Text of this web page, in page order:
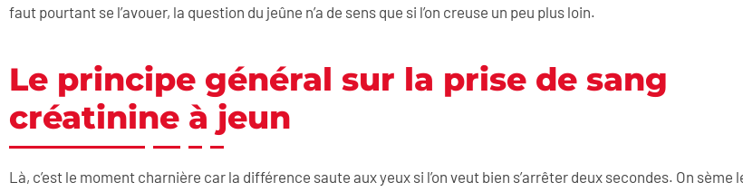
faut pourtant se l’avouer, la question du jeûne n’a de sens que si l’on creuse un peu plus loin.
Le principe général sur la prise de sang
créatinine à jeun
Là, c’est le moment charnière car la différence saute aux yeux si l’on veut bien s’arrêter deux secondes. On sème